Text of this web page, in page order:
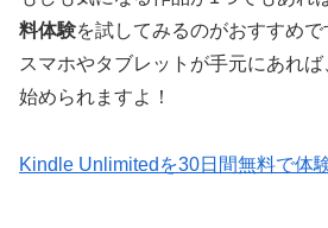
料体験を試してみるのがおすすめで
スマホやタブレットが手元にあれ
始められますよ！
Kindle Unlimitedを30日間無料で体